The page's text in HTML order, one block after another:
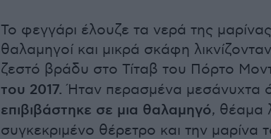
Το φεγγάρι έλουζε τα νερά της
θαλαμηγοί και μικρά σκάφη
ζεστό βράδυ στο Τίταβ του Πόρτο
του 2017. Ήταν περασμένα μεσάνυχτα
επιβιβάστηκε σε μια θαλαμηγό, θέαμα
συγκεκριμένο θέρετρο και την μαρίνα